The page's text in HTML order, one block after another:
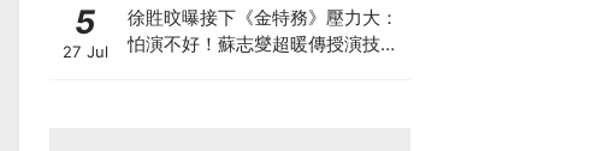
5
27 Jul
徐貹旼曝接下《金特務》壓力大：
怕演不好！蘇志燮超暖傳授演技，